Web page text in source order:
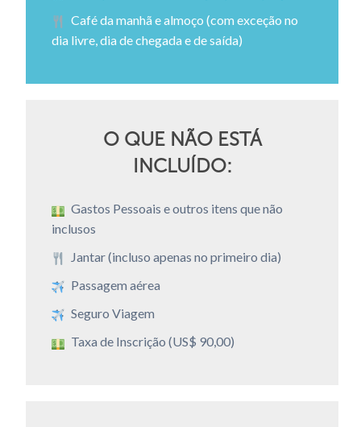
Café da manhã e almoço (com exceção no
dia livre, dia de chegada e de saída)
O QUE NÃO ESTÁ
INCLUÍDO:
Gastos Pessoais e outros itens que não
inclusos
Jantar (incluso apenas no primeiro dia)
Passagem aérea
Seguro Viagem
Taxa de Inscrição (US$ 90,00)